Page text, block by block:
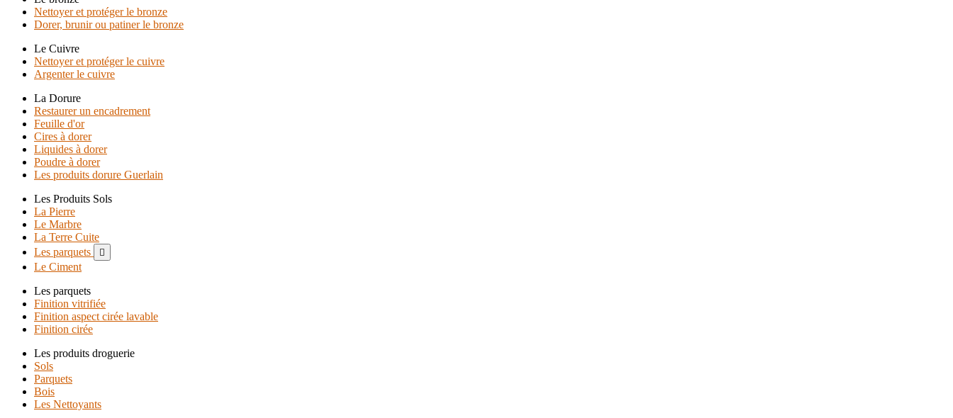
Nettoyer et protéger le bronze
Dorer, brunir ou patiner le bronze
Le Cuivre
Nettoyer et protéger le cuivre
Argenter le cuivre
La Dorure
Restaurer un encadrement
Feuille d'or
Cires à dorer
Liquides à dorer
Poudre à dorer
Les produits dorure Guerlain
Les Produits Sols
La Pierre
Le Marbre
La Terre Cuite
Les parquets

Le Ciment
Les parquets
Finition vitrifiée
Finition aspect cirée lavable
Finition cirée
Les produits droguerie
Sols
Parquets
Bois
Les Nettoyants